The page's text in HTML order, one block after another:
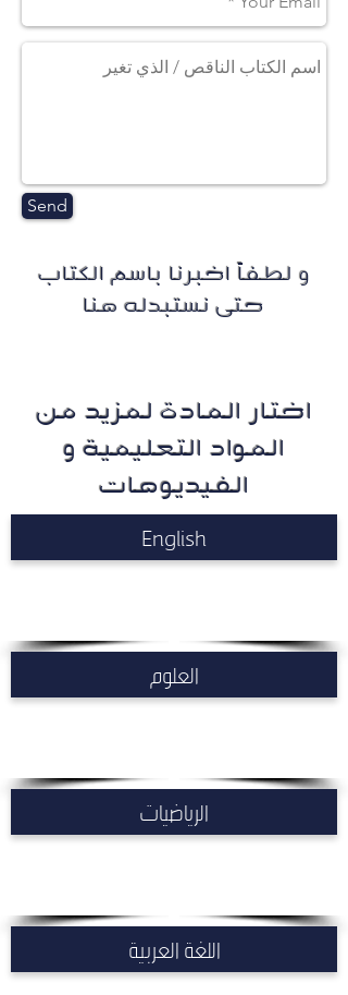
Send
و لطفاً اخبرنا باسم الكتاب
حتى نستبدله هنا
اختار المادة لمزيد من
المواد التعليمية و
الفيديوهات
English
العلوم
الرياضيات
اللغة العربية